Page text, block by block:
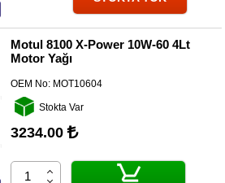
Motul 8100 X-Power 10W-60 4Lt
Motor Yağı
OEM No: MOT10604
Stokta Var
3234.00